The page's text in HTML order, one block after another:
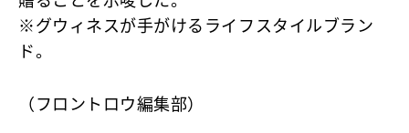
※グウィネスが手がけるライフスタイルブラン
ド。
（フロントロウ編集部）